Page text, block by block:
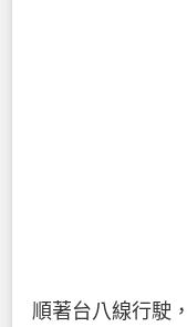
順著台八線行駛